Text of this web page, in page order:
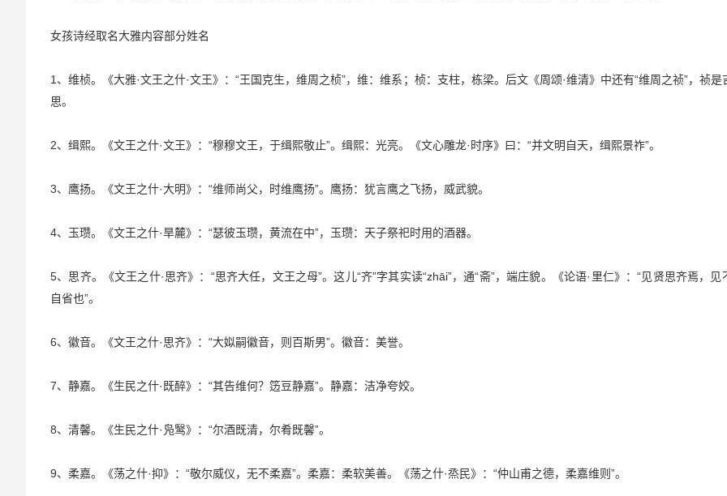
女孩诗经取名大雅内容部分姓名
1、维桢。《大雅·文王之什·文王》：“王国克生，维周之桢”，维：维系；桢：支柱，栋梁。后文《周颂·维清》中还有“维周之祯”，祯是
思。
2、缉熙。《文王之什·文王》：“穆穆文王，于缉熙敬止”。缉熙：光亮。《文心雕龙·时序》曰：“并文明自天，缉熙景祚”。
3、鹰扬。《文王之什·大明》：“维师尚父，时维鹰扬”。鹰扬：犹言鹰之飞扬，威武貌。
4、玉瓒。《文王之什·旱麓》：“瑟彼玉瓒，黄流在中”，玉瓒：天子祭祀时用的酒器。
5、思齐。《文王之什·思齐》：“思齐大任，文王之母”。这儿“齐”字其实读“zhāi”，通“斋”，端庄貌。《论语·里仁》：“见贤思齐焉，见
自省也”。
6、徽音。《文王之什·思齐》：“大姒嗣徽音，则百斯男”。徽音：美誉。
7、静嘉。《生民之什·既醉》：“其告维何？笾豆静嘉”。静嘉：洁净夸姣。
8、清馨。《生民之什·凫鹥》：“尔酒既清，尔肴既馨”。
9、柔嘉。《荡之什·抑》：“敬尔威仪，无不柔嘉”。柔嘉：柔软美善。《荡之什·烝民》：“仲山甫之德，柔嘉维则”。